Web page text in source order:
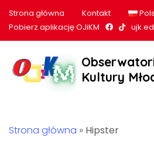
Strona główna Kontakt
Pobierz aplikację OJiKM
Nasz profil
Nasz
Kultury
Strona główna » Hipster